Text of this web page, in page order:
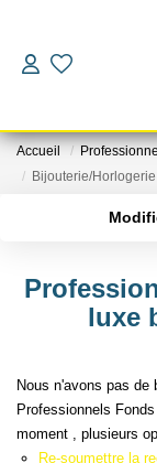
Accueil
Bijouterie/Horlogerie
Surface minluxe
Nous n'avons pas de
Professionnels
moment , plusieurs
Re-soumettre la